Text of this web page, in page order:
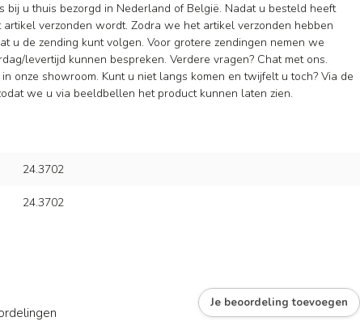
u thuis bezorgd in Nederland of België. Nadat u besteld heeft
verzonden wordt. Zodra we het artikel verzonden hebben
u de zending kunt volgen. Voor grotere zendingen nemen we
levertijd kunnen bespreken. Verdere vragen? Chat met ons.
onze showroom. Kunt u niet langs komen en twijfelt u toch? Via de
we u via beeldbellen het product kunnen laten zien.
24.3702
24.3702
Je beoordeling toevoegen